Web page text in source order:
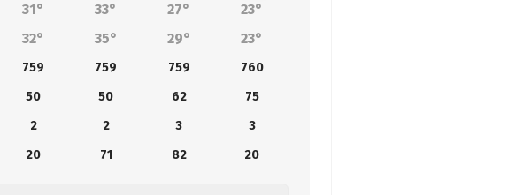
31° 33° 27°
23°
32° 35° 29° 23°
759 759 759
760
50 50 62
75
2 2 3
3
20 71 82 20